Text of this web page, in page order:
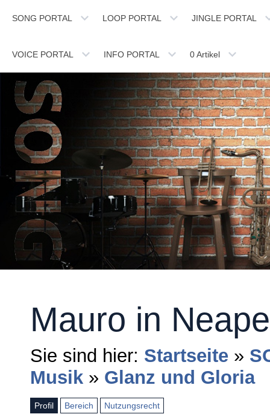
SONG PORTAL LOOP PORTAL JINGLE PORTAL
VOICE PORTAL INFO PORTAL 0Artikel
Mauro in
Sie sind hier: Startseite »
Musik » Glanz und Gloria
Profil Bereich Nutzungsrecht